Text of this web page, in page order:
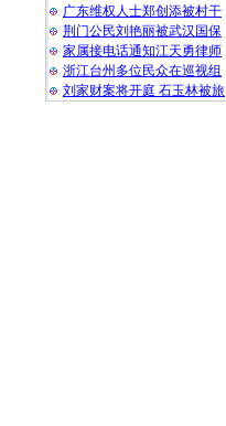
广东维权人士郑创添被村干
荆门公民刘艳丽被武汉国保
家属接电话通知江天勇律师
浙江台州多位民众在巡视组
刘家财案将开庭 石玉林被旅